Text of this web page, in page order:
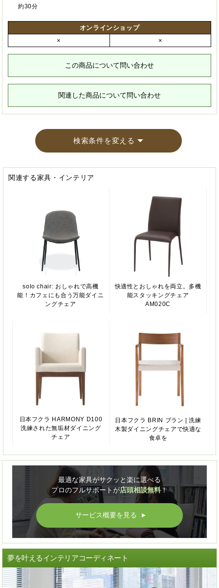
約30分
オンラインショップ
×
×
この商品について問い合わせ
関連した商品について問い合わせ
検索条件を変える
関連する家具・インテリア
solo chair: おしゃれで高機
能！カフェにも合う万能ダイニ
ングチェア
快適性とおしゃれを両立。多機
能スタッキングチェア
AM020C
日本フクラ HARMONY D100
洗練された無垢材ダイニング
チェア
日本フクラ BRIN ブラン | 洗練
木製ダイニングチェアで快適な
食卓を
最適な家具がサクッと楽に選べる
プロのフルサポートが店頭相談無料！
サービス概要を見る ▲
夢を叶えるインテリアコーディネート